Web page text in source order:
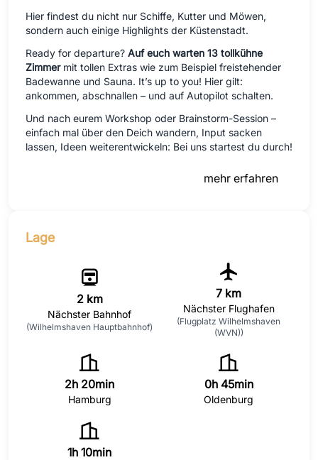
Hier findest du nicht nur Schiffe, Kutter und Möwen,
sondern auch einige Highlights der Küstenstadt.
Ready for departure? Auf euch warten 13 tollkühne
Zimmermit tollen Extras wie zum Beispiel freistehender
Badewanne und Sauna. It’s up to you! Hier gilt:
ankommen, abschnallen – und auf Autopilot schalten.
Und nach eurem Workshop oder Brainstorm-Session –
einfach mal über den Deich wandern, Input sacken
lassen, Ideen weiterentwickeln: Bei uns startest du durch!
mehr erfahren
Lage
2 km
Nächster Bahnhof
(Wilhelmshaven Hauptbahnhof)
7 km
Nächster Flughafen
(Flugplatz Wilhelmshaven
(WVN))
2h 20min
Hamburg
0h 45min
Oldenburg
1h 10min